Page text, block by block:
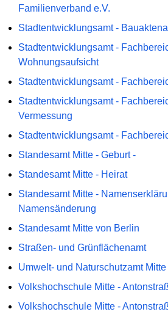
Familienverband e.V.
Stadtentwicklungsamt -
Stadtentwicklungsamt -
Wohnungsaufsicht
Stadtentwicklungsamt -
Stadtentwicklungsamt -
Vermessung
Stadtentwicklungsamt -
Standesamt Mitte - Geburt -
Standesamt Mitte - Heirat
Standesamt Mitte -
Namensänderung
Standesamt Mitte von Berlin
Straßen- und Grünflächenamt
Umwelt- und Naturschutzamt Mitte
Volkshochschule Mitte -
Volkshochschule Mitte -